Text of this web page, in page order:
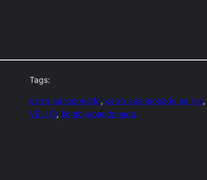
Tags:
carro abandonado, carro abandonado na rua,
VELHO, Kombi abandonada